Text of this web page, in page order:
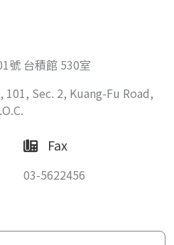
號 台積館 530室
Sec. 2, Kuang-Fu Road,
Fax
03-5622456